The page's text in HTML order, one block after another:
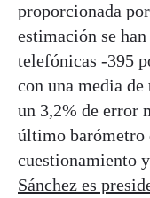
proporcionada
estimación se
telefónicas -395
con una media
un 3,2% de error
último barómetro
cuestionamiento y
Sánchez es